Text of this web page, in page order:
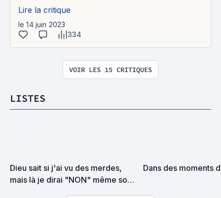
Lire la critique
le 14 juin 2023
334
VOIR LES 15 CRITIQUES
LISTES
Dieu sait si j'ai vu des merdes,
mais là je dirai "NON" même sous
Dans des moments